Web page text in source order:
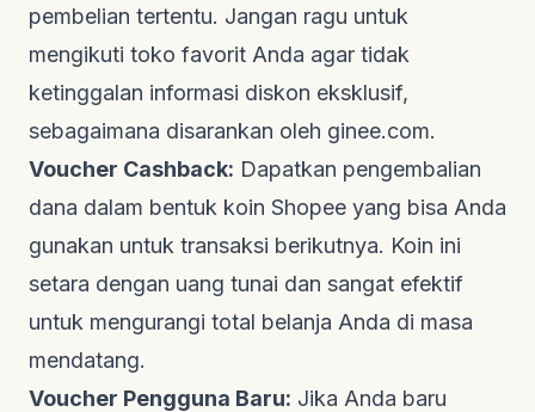
pembelian tertentu. Jangan ragu untuk
mengikuti toko favorit Anda agar tidak
ketinggalan informasi diskon eksklusif,
sebagaimana disarankan oleh ginee.com.
Voucher Cashback: Dapatkan pengembalian
dana dalam bentuk koin Shopee yang bisa Anda
gunakan untuk transaksi berikutnya. Koin ini
setara dengan uang tunai dan sangat efektif
untuk mengurangi total belanja Anda di masa
mendatang.
Voucher Pengguna Baru: Jika Anda baru